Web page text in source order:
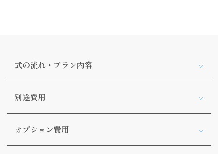
式の流れ・プラン内容
別途費用
オプション費用